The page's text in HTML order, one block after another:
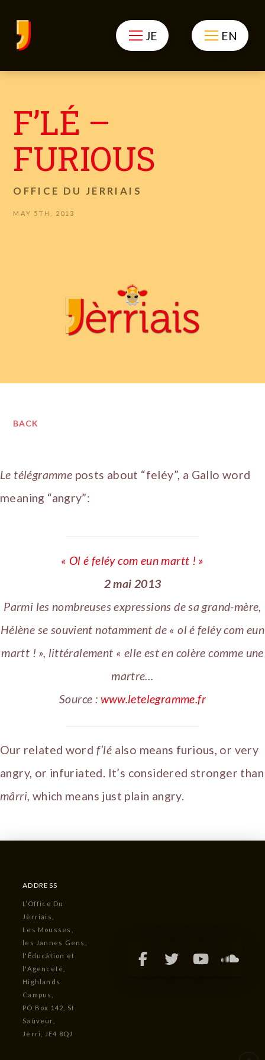
JE EN
F’LÉ –
FURIOUS
OFFICE DU JERRIAIS
MAY 5TH, 2013
BACK
Le télégramme posts about “feléy”, a Gallo word
meaning “angry”:
« Ol é feléy com eun martt ! »
2 mai 2013
Parmi les nombreuses expressions de sa grand-mère,
Hélène se souvient notamment de « ol é feléy com eun
martt ! », littéralement « elle est en colère comme une
martre…
Source : www.letelegramme.fr
Our related word f’lé also means furious, or very
angry, or infuriated. It’s considered stronger than
mârri, which means just plain angry.
ADDRESS
L’Office Du
Jèrriais,
Les Mousses,
les Jannes Gens,
l'Êducâtion et
l'Agenceté,
Highlands
Campus,
PO Box 142, St
Saûveur,
Jèrri, JE4 8QJ